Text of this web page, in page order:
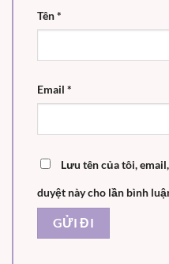
Tên*
Email *
Lưu tên của tôi,
duyệt này cho lần bình